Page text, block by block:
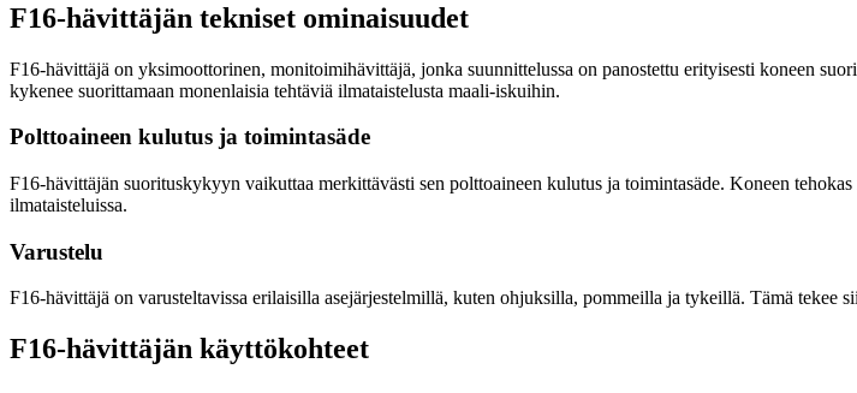
F16-hävittäjän tekniset ominaisuudet
F16-hävittäjä on yksimoottorinen, monitoimihävittäjä, jonka suunnittelussa on panostettu erityisesti koneen
kykenee suorittamaan monenlaisia tehtäviä ilmataistelusta maali-iskuihin.
Polttoaineen kulutus ja toimintasäde
F16-hävittäjän suorituskykyyn vaikuttaa merkittävästi sen polttoaineen kulutus ja toimintasäde. Koneen
ilmataisteluissa.
Varustelu
F16-hävittäjä on varusteltavissa erilaisilla asejärjestelmillä, kuten ohjuksilla, pommeilla ja tykeillä. Tämä tekee
F16-hävittäjän käyttökohteet